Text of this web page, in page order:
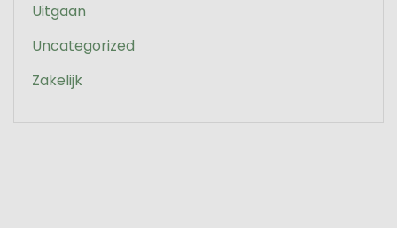
Uitgaan
Uncategorized
Zakelijk